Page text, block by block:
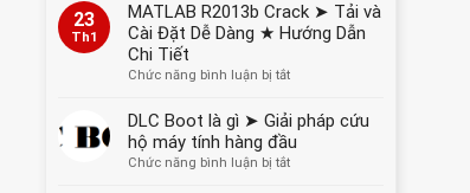
Tính,
Ổ
23
Th1
MATLAB R2013b Crack ➤ Tải và
Cài Đặt Dễ Dàng ★ Hướng Dẫn
Chi Tiết
Chức năng bình luận bị tắtở
R2013b
Crack
➤
DLC Boot là gì ➤ Giải pháp cứu
hộ máy tính hàng đầu
Chức năng bình luận bị tắtở